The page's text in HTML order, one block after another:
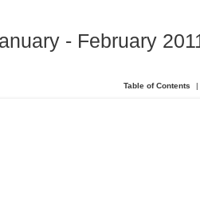
- February
Table of Contents |